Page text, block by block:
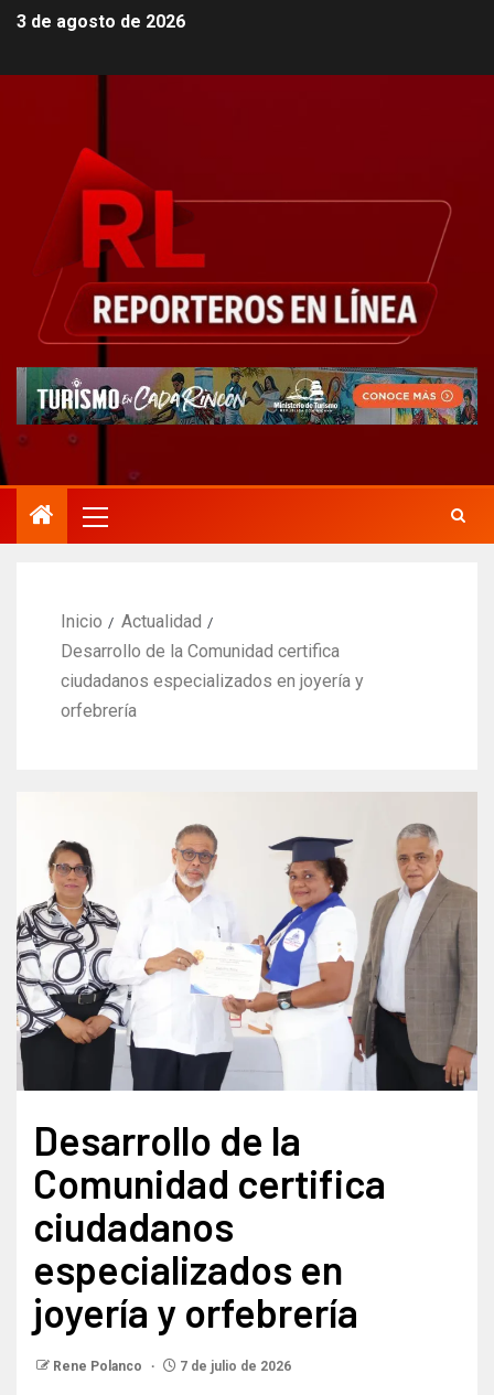
3 de agosto de 2026
Inicio
Actualidad
Desarrollo de la Comunidad certifica
ciudadanos especializados en joyería y
orfebrería
Desarrollo de la
Comunidad certifica
ciudadanos
especializados en
joyería y orfebrería
Rene Polanco 7 de julio de 2026